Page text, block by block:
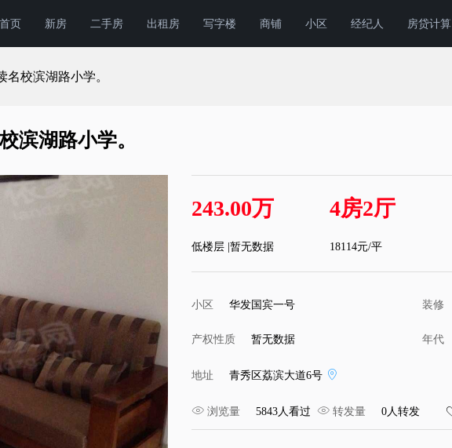
首页 新房 二手房 出租房 写字楼 商铺 小区 经纪人 房贷计算
校滨湖路小学。
滨湖路小学。
243.00万
低楼层 |暂无数据
4房2厅
18114元/平
小区 华发国宾一号 装修
产权性质 暂无数据 年代
地址 青秀区荔滨大道6号
浏览量 5843人看过 转发量 0人转发